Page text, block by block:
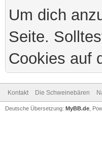
Um dich
Seite.
Cookies auf
Kontakt Die Schweinebären
Deutsche Übersetzung: MyBB.de ,